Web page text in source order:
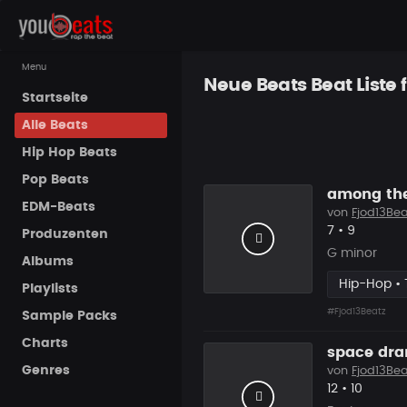
Menu
Startseite
Alle Beats
Hip Hop Beats
Pop Beats
EDM-Beats
Produzenten
Albums
Playlists
Sample Packs
Charts
Genres
Neue Beats Beat Liste
among
von
Likes
7 • 9
G minor
Hip-Hop •
#Fjod13Beatz
space
von
Likes
12 •
10